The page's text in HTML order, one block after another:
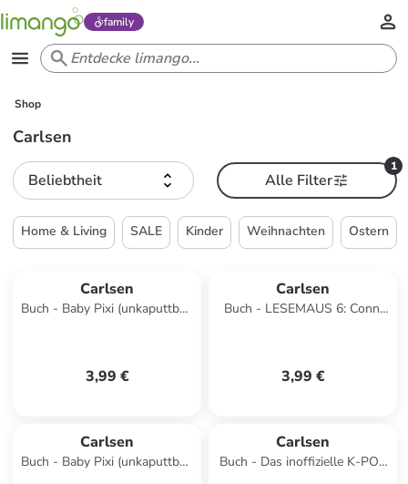
family
Shop
Carlsen
Beliebtheit
1
Alle Filter
Home & Living SALE Kinder Weihnachten Ostern
Carlsen
Buch - Baby Pixi (unkaputtbar)
3,99 €
Carlsen
Buch - LESEMAUS 6: Conni
3,99 €
Carlsen
Buch - Baby Pixi (unkaputtbar)
Carlsen
Buch - Das inoffizielle K-POP